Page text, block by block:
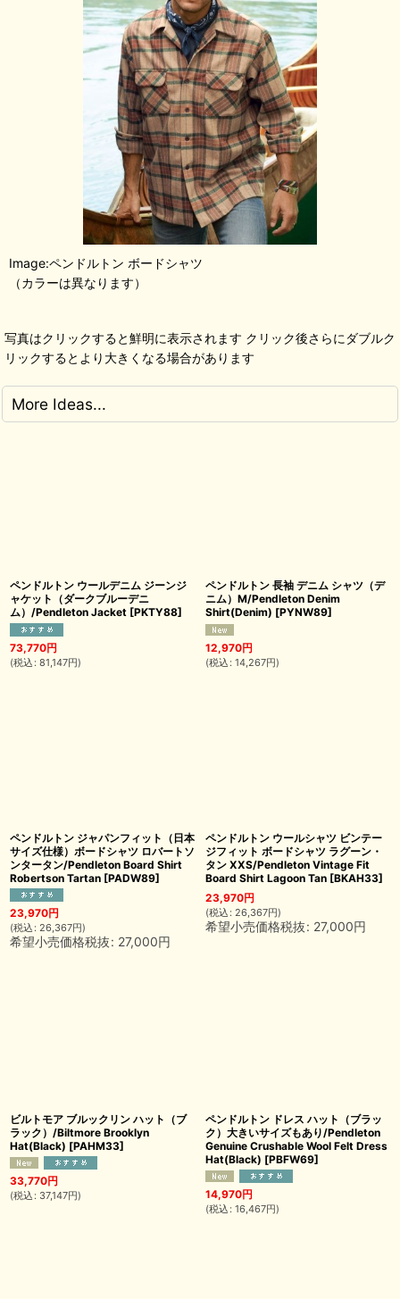
Image:ペンドルトン ボードシャツ
（カラーは異なります）
写真はクリックすると鮮明に表示されます クリック後さらにダブルク
リックするとより大きくなる場合があります
More Ideas...
ペンドルトン ウールデニム ジーンジ
ャケット（ダークブルーデニ
ム）/Pendleton Jacket [PKTY88]
73,770円
(税込 : 81,147円)
ペンドルトン 長袖 デニム シャツ（デ
ニム）M/Pendleton Denim
Shirt(Denim) [PYNW89]
12,970円
(税込 : 14,267円)
ペンドルトン ジャパンフィット（日本
サイズ仕様）ボードシャツ ロバートソ
ンタータン/Pendleton Board Shirt
Robertson Tartan [PADW89]
23,970円
(税込 : 26,367円)
希望小売価格税抜: 27,000円
ペンドルトン ウールシャツ ビンテー
ジフィット ボードシャツ ラグーン・
タン XXS/Pendleton Vintage Fit
Board Shirt Lagoon Tan [BKAH33]
23,970円
(税込 : 26,367円)
希望小売価格税抜: 27,000円
ビルトモア ブルックリン ハット（ブ
ラック）/Biltmore Brooklyn
Hat(Black) [PAHM33]
33,770円
(税込 : 37,147円)
ペンドルトン ドレス ハット（ブラッ
ク）大きいサイズもあり/Pendleton
Genuine Crushable Wool Felt Dress
Hat(Black) [PBFW69]
14,970円
(税込 : 16,467円)